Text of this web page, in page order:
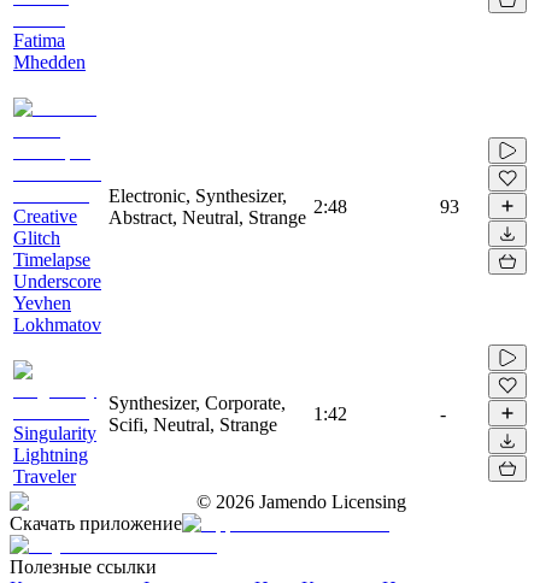
Fatima
Mhedden
Creative
Glitch
Timelapse
Underscore
Yevhen
Lokhmatov
Electronic, Synthesizer,
Abstract, Neutral, Strange
2:48 93
Singularity
Lightning
Traveler
Synthesizer, Corporate,
Scifi, Neutral, Strange
1:42 -
© 2026 Jamendo Licensing
Скачать приложение
Полезные ссылки